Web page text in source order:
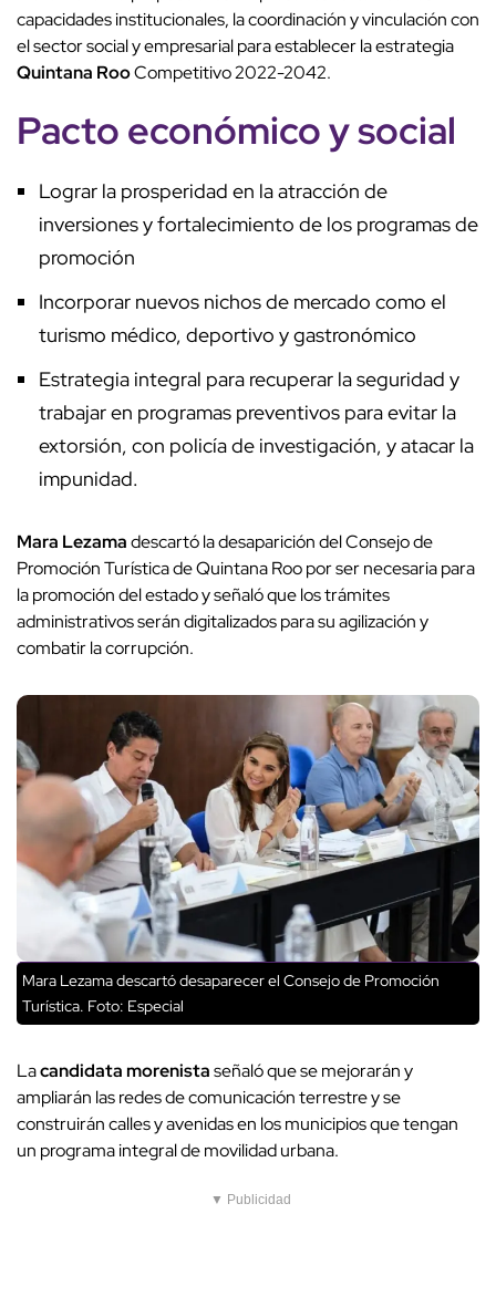
capacidades institucionales, la coordinación y vinculación con
el sector social y empresarial para establecer la estrategia
Quintana RooCompetitivo 2022-2042.
Pacto económico y social
Lograr la prosperidad en la atracción de
inversiones y fortalecimiento de los programas de
promoción
Incorporar nuevos nichos de mercado como el
turismo médico, deportivo y gastronómico
Estrategia integral para recuperar la seguridad y
trabajar en programas preventivos para evitar la
extorsión, con policía de investigación, y atacar la
impunidad.
Mara Lezamadescartó la desaparición del Consejo de
Promoción Turística de Quintana Roo por ser necesaria para
la promoción del estado y señaló que los trámites
administrativos serán digitalizados para su agilización y
combatir la corrupción.
Mara Lezama descartó desaparecer el Consejo de Promoción
Turística. Foto: Especial
Lacandidata morenistaseñaló que se mejorarán y
ampliarán las redes de comunicación terrestre y se
construirán calles y avenidas en los municipios que tengan
un programa integral de movilidad urbana.
▼ Publicidad